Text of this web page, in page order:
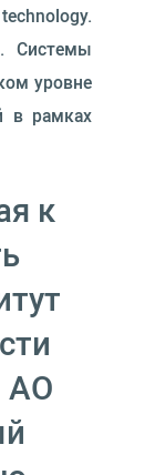
Системы
уровне
в рамках
к
АО